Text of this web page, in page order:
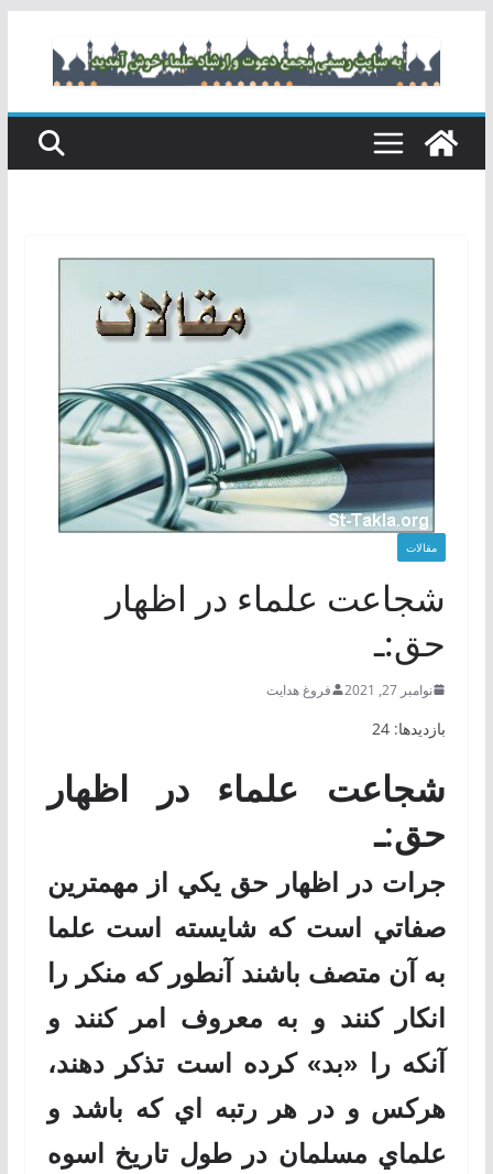
مقالات
شجاعت علماء در اظهار
حق:ـ
نوامبر 27, 2021 فروغ هدایت
بازدیدها: 24
شجاعت علماء در اظهار
حق:ـ
جرات در اظهار حق يكي از مهمترين
صفاتي است كه شايسته است علما
به آن متصف باشند آنطور که منكر را
انكار كنند و به معروف امر كنند و
آنكه را «بد» كرده است تذكر دهند،
هركس و در هر رتبه اي كه باشد و
علماي مسلمان در طول تاريخ اسوه